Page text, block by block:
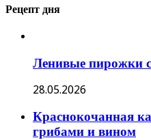
Рецепт дня
Ленивые пирожки
28.05.2026
Краснокочанная
грибами и вином